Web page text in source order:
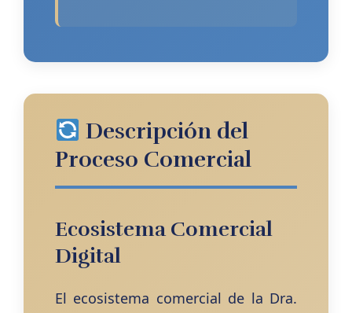
Descripción del
Proceso Comercial
Ecosistema Comercial
Digital
El ecosistema comercial de la Dra.